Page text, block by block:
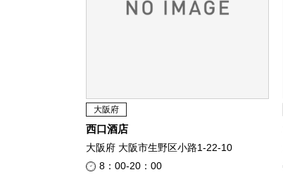
大阪府
西口酒店
大阪府 大阪市生野区小路1-22-10
8：00-20：00